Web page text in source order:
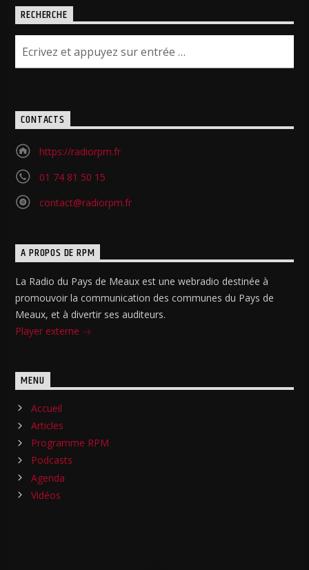
RECHERCHE
CONTACTS
https://radiorpm.fr
01 74 81 50 15
contact@radiorpm.fr
A PROPOS DE RPM
La Radio du Pays de Meaux est une webradio destinée à
promouvoir la communication des communes du Pays de
Meaux, et à divertir ses auditeurs.
Player externe
MENU
Accueil
Articles
Programme RPM
Podcasts
Agenda
Vidéos